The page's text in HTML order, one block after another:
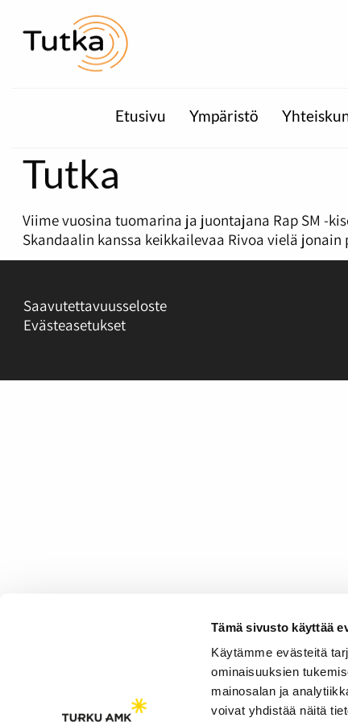
Tämä sivusto käyttää
Käytämme evästeitä
ominaisuuksien
mainosalan ja
voivat yhdistää näitä
Etusivu Ympäristö
Tutka
Viime vuosina tuomarina ja juontajana Rap SM -
Skandaalin kanssa keikkailevaa Rivoa vielä
Saavutettavuusseloste
Evästeasetukset